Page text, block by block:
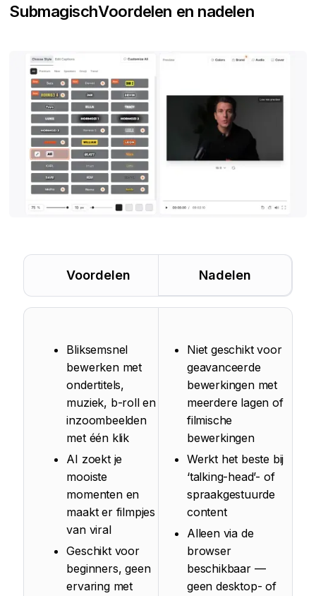
SubmagischVoordelen en nadelen
Voordelen Nadelen
Bliksemsnel
bewerken met
ondertitels,
muziek, b-roll en
inzoombeelden
met één klik
AI zoekt je
mooiste
momenten en
maakt er filmpjes
van viral
Geschikt voor
beginners, geen
ervaring met
Niet geschikt voor
geavanceerde
bewerkingen met
meerdere lagen of
filmische
bewerkingen
Werkt het beste bij
‘talking-head’- of
spraakgestuurde
content
Alleen via de
browser
beschikbaar —
geen desktop- of